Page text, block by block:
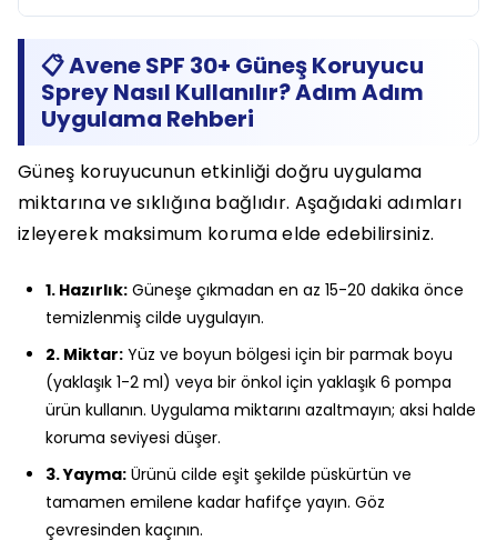
📋 Avene SPF 30+ Güneş Koruyucu
Sprey Nasıl Kullanılır? Adım Adım
Uygulama Rehberi
Güneş koruyucunun etkinliği doğru uygulama
miktarına ve sıklığına bağlıdır. Aşağıdaki adımları
izleyerek maksimum koruma elde edebilirsiniz.
1. Hazırlık: Güneşe çıkmadan en az 15-20 dakika önce
temizlenmiş cilde uygulayın.
2. Miktar: Yüz ve boyun bölgesi için bir parmak boyu
(yaklaşık 1-2 ml) veya bir önkol için yaklaşık 6 pompa
ürün kullanın. Uygulama miktarını azaltmayın; aksi halde
koruma seviyesi düşer.
3. Yayma: Ürünü cilde eşit şekilde püskürtün ve
tamamen emilene kadar hafifçe yayın. Göz
çevresinden kaçının.